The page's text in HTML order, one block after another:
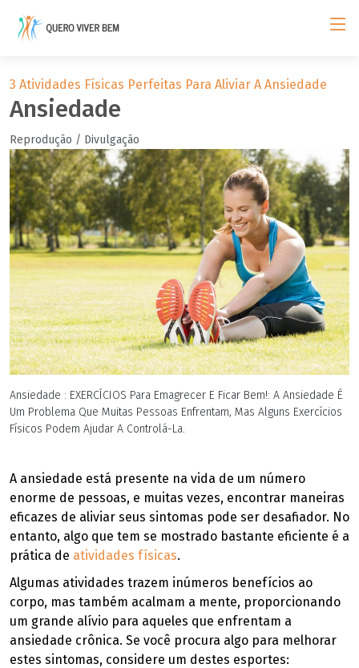
3 Atividades Físicas Perfeitas Para Aliviar A Ansiedade
Ansiedade
Reprodução / Divulgação
Ansiedade : EXERCÍCIOS Para Emagrecer E Ficar Bem!: A Ansiedade É
Um Problema Que Muitas Pessoas Enfrentam, Mas Alguns Exercícios
Físicos Podem Ajudar A Controlá-La.
A ansiedade está presente na vida de um número
enorme de pessoas, e muitas vezes, encontrar maneiras
eficazes de aliviar seus sintomas pode ser desafiador. No
entanto, algo que tem se mostrado bastante eficiente é a
prática de atividades físicas.
Algumas atividades trazem inúmeros benefícios ao
corpo, mas também acalmam a mente, proporcionando
um grande alívio para aqueles que enfrentam a
ansiedade crônica. Se você procura algo para melhorar
estes sintomas, considere um destes esportes: